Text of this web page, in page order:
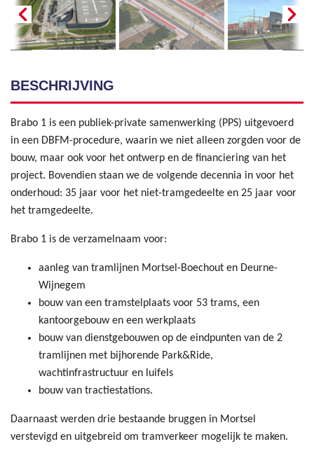
BESCHRIJVING
Brabo 1 is een publiek-private samenwerking (PPS) uitgevoerd
in een DBFM-procedure, waarin we niet alleen zorgden voor de
bouw, maar ook voor het ontwerp en de financiering van het
project. Bovendien staan we de volgende decennia in voor het
onderhoud: 35 jaar voor het niet-tramgedeelte en 25 jaar voor
het tramgedeelte.
Brabo 1 is de verzamelnaam voor:
aanleg van tramlijnen Mortsel-Boechout en Deurne-
Wijnegem
bouw van een tramstelplaats voor 53 trams, een
kantoorgebouw en een werkplaats
bouw van dienstgebouwen op de eindpunten van de 2
tramlijnen met bijhorende Park&Ride,
wachtinfrastructuur en luifels
bouw van tractiestations.
Daarnaast werden drie bestaande bruggen in Mortsel
verstevigd en uitgebreid om tramverkeer mogelijk te maken.